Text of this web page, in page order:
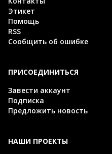
Этикет
Помощь
RSS
Сообщить об ошибке
ПРИСОЕДИНИТЬСЯ
Завести аккаунт
Подписка
Предложить новость
НАШИ ПРОЕКТЫ